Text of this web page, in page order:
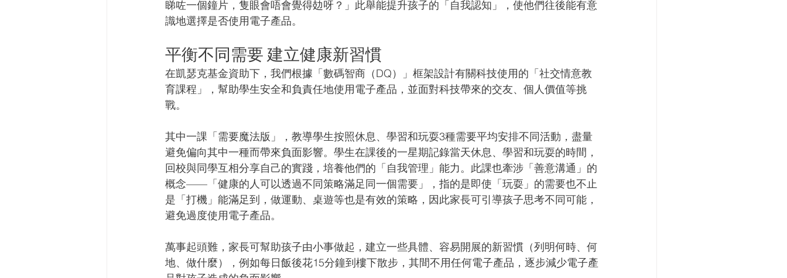
睇咗一個鐘片，隻眼會唔會覺得攰呀？」此舉能提升孩子的「自我認知」，使他們往後能有意
識地選擇是否使用電子產品。
平衡不同需要 建立健康新習慣
在凱瑟克基金資助下，我們根據「數碼智商（DQ）」框架設計有關科技使用的「社交情意教
育課程」，幫助學生安全和負責任地使用電子產品，並面對科技帶來的交友、個人價值等挑
戰。
其中一課「需要魔法版」，教導學生按照休息、學習和玩耍3種需要平均安排不同活動，盡量
避免偏向其中一種而帶來負面影響。學生在課後的一星期記錄當天休息、學習和玩耍的時間，
回校與同學互相分享自己的實踐，培養他們的「自我管理」能力。此課也牽涉「善意溝通」的
概念——「健康的人可以透過不同策略滿足同一個需要」，指的是即使「玩耍」的需要也不止
是「打機」能滿足到，做運動、桌遊等也是有效的策略，因此家長可引導孩子思考不同可能，
避免過度使用電子產品。
萬事起頭難，家長可幫助孩子由小事做起，建立一些具體、容易開展的新習慣（列明何時、何
地、做什麼），例如每日飯後花15分鐘到樓下散步，其間不用任何電子產品，逐步減少電子產